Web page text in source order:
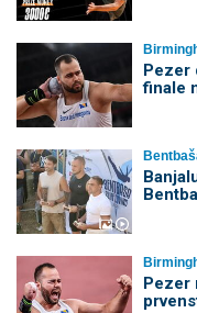
Pezer
finale
Pezer